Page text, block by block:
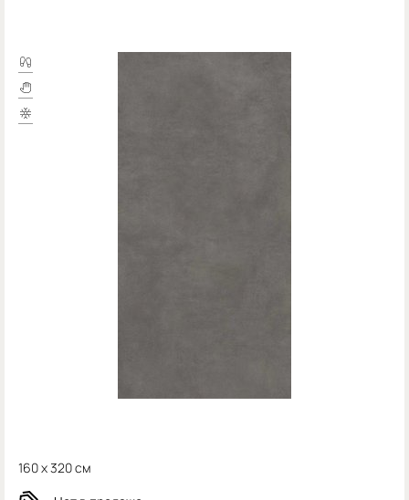
160 x 320 см